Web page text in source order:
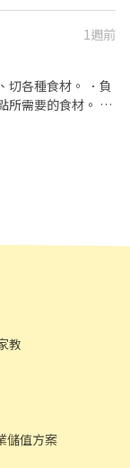
1週前
切各種食材。 ．負
所需要的食材。 ．
教
儲值方案